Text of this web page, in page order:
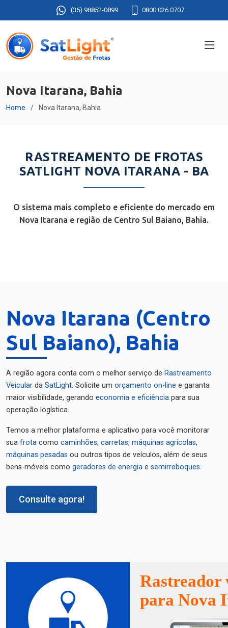
(35) 98852-0899 0800 026 0707
Nova Itarana, Bahia
Home Nova Itarana, Bahia
RASTREAMENTO DE FROTAS
SATLIGHT NOVA ITARANA - BA
O sistema mais completo e eficiente do mercado em
Nova Itarana e região de Centro Sul Baiano, Bahia.
Nova Itarana (Centro
Sul Baiano), Bahia
A região agora conta com o melhor serviço de Rastreamento
Veicular da SatLight. Solicite um orçamento on-line e garanta
maior visibilidade, gerando economia e eficiência para sua
operação logística.
Temos a melhor plataforma e aplicativo para você monitorar
sua frota como caminhões, carretas, máquinas agrícolas,
máquinas pesadas ou outros tipos de veículos, além de seus
bens-móveis como geradores de energia e semirreboques.
Consulte agora!
Rastreador
para Nova